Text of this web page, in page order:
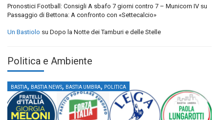
Pronostici Football: Consigli A sbafo 7 giorni contro 7 – Municorn IV su
Passaggio di Bettona: A confronto con «Settecalcio»
Un Bastiolo su Dopo la Notte dei Tamburi e delle Stelle
Politica e Ambiente
BASTIA, BASTIA NEWS, BASTIA UMBRA, POLITICA